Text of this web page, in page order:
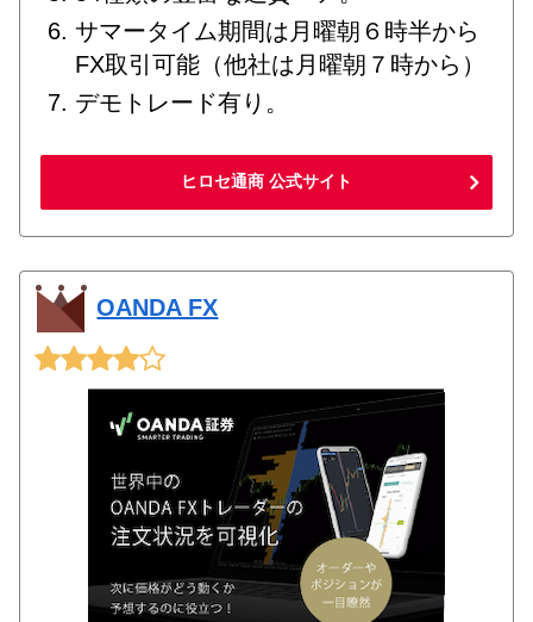
サマータイム期間は月曜朝６時半から
FX取引可能（他社は月曜朝７時から）
デモトレード有り。
ヒロセ通商 公式サイト
OANDA FX